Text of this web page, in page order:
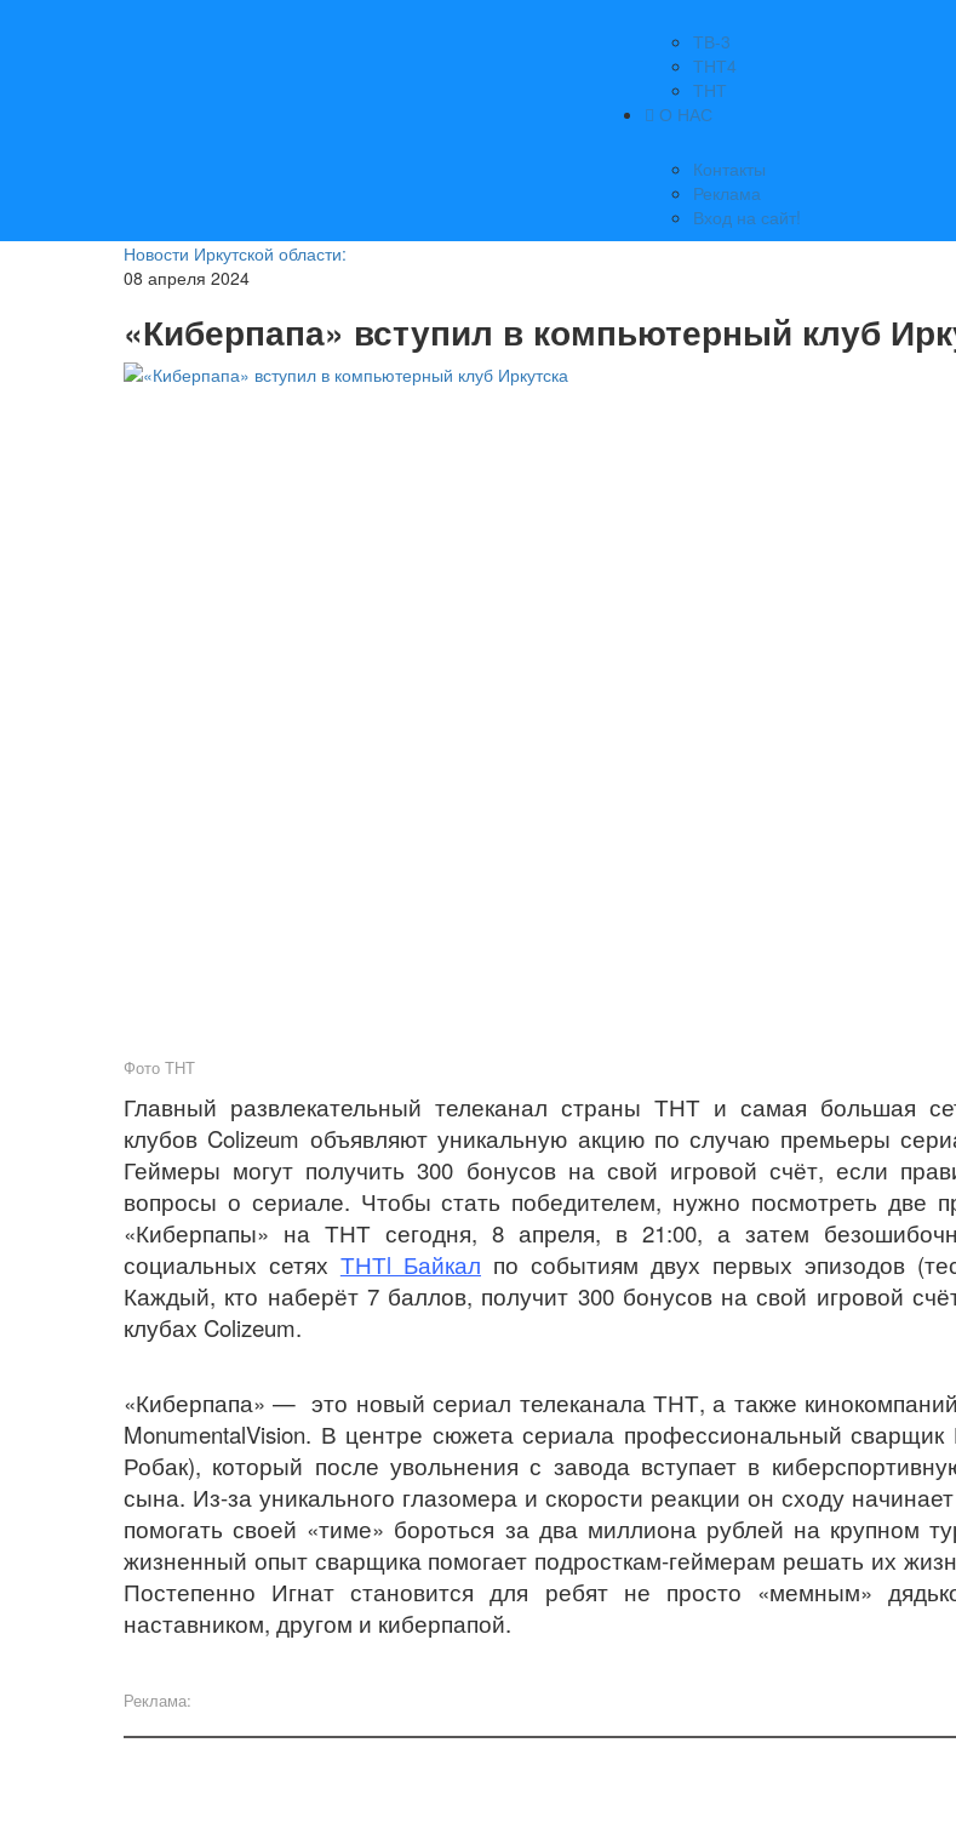
ТВ-3
ТНТ4
ТНТ
О НАС
Контакты
Реклама
Вход на сайт!
Новости Иркутской области:
08 апреля 2024
«Киберпапа» вступил в компьютерный клуб
Фото ТНТ
Главный развлекательный телеканал страны ТНТ и самая большая
клубов Colizeum объявляют уникальную акцию по случаю премьеры
Геймеры могут получить 300 бонусов на свой игровой счёт, если
вопросы о сериале. Чтобы стать победителем, нужно посмотреть две
«Киберпапы» на ТНТ сегодня, 8 апреля, в 21:00, а затем
социальных сетях ТНТl Байкал по событиям двух первых эпизодов
Каждый, кто наберёт 7 баллов, получит 300 бонусов на свой игровой
клубах Colizeum.
«Киберпапа» — это новый сериал телеканала ТНТ, а также
MonumentalVision. В центре сюжета сериала профессиональный сварщик
Робак), который после увольнения с завода вступает в
сына. Из-за уникального глазомера и скорости реакции он сходу
помогать своей «тиме» бороться за два миллиона рублей на крупном
жизненный опыт сварщика помогает подросткам-геймерам решать их
Постепенно Игнат становится для ребят не просто «мемным»
наставником, другом и киберпапой.
Реклама: